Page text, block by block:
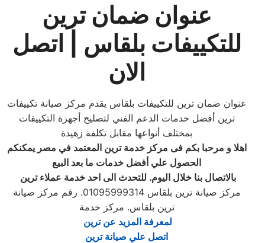
عنوان ضمان ترين
للتكييفات بلقاس | اتصل
الان
عنوان ضمان ترين للتكييفات بلقاس يقدم مركز صيانة تكييفات
ترين أفضل خدمات الدعم الفني لتصليح أجهزة التكييفات
بمختلف أنواعها مقابل تكلفة زهيدة
اهلا و مرحبا بكم فى مركز خدمةترين المعتمد في مصر يمكنكم
الحصول علي أفضل خدمات ما بعد البيع
بالاتصال بنا خلال اليوم. للتحدث الى احد خدمة عملاءترين
مركز صيانة ترين بلقاس‏ 01095999314. رقم مركز صيانة
ترين بلقاس‏. مركز خدمة
لمعرفة المزيد عن ترين ‏
اتصل علي صيانة ترين